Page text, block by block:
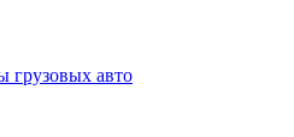
грузовых авто